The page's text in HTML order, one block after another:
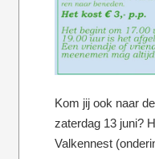
Kom jij ook naar
zaterdag 13 juni?
Valkennest